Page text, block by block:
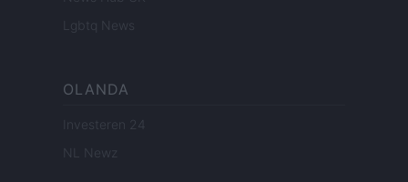
Lgbtq News
OLANDA
Investeren 24
NL Newz